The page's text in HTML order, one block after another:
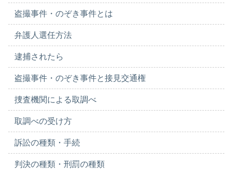
盗撮事件・のぞき事件とは
弁護人選任方法
逮捕されたら
盗撮事件・のぞき事件と接見交通権
捜査機関による取調べ
取調べの受け方
訴訟の種類・手続
判決の種類・刑罰の種類